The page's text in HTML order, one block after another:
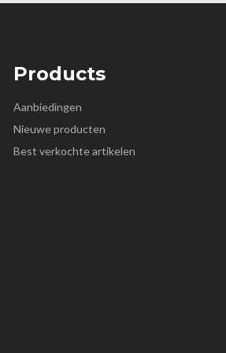
Products
Aanbiedingen
Nieuwe producten
Best verkochte artikelen